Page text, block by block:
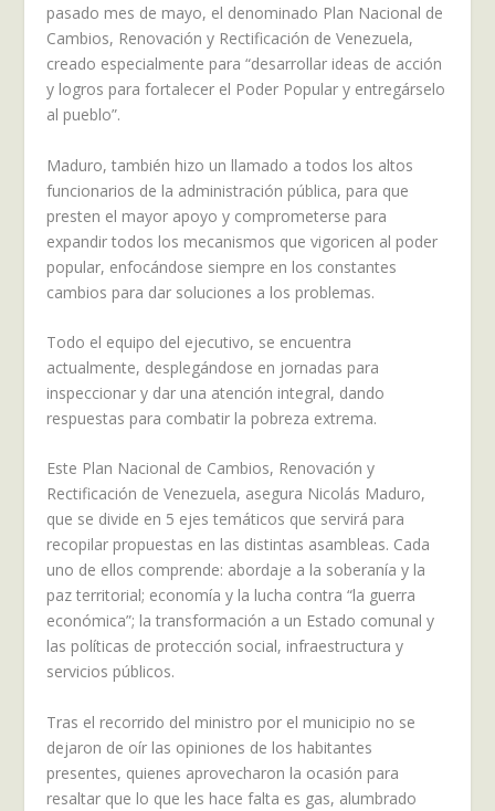
pasado mes de mayo, el denominado Plan Nacional de
Cambios, Renovación y Rectificación de Venezuela,
creado especialmente para “desarrollar ideas de acción
y logros para fortalecer el Poder Popular y entregárselo
al pueblo”.
Maduro, también hizo un llamado a todos los altos
funcionarios de la administración pública, para que
presten el mayor apoyo y comprometerse para
expandir todos los mecanismos que vigoricen al poder
popular, enfocándose siempre en los constantes
cambios para dar soluciones a los problemas.
Todo el equipo del ejecutivo, se encuentra
actualmente, desplegándose en jornadas para
inspeccionar y dar una atención integral, dando
respuestas para combatir la pobreza extrema.
Este Plan Nacional de Cambios, Renovación y
Rectificación de Venezuela, asegura Nicolás Maduro,
que se divide en 5 ejes temáticos que servirá para
recopilar propuestas en las distintas asambleas. Cada
uno de ellos comprende: abordaje a la soberanía y la
paz territorial; economía y la lucha contra “la guerra
económica”; la transformación a un Estado comunal y
las políticas de protección social, infraestructura y
servicios públicos.
Tras el recorrido del ministro por el municipio no se
dejaron de oír las opiniones de los habitantes
presentes, quienes aprovecharon la ocasión para
resaltar que lo que les hace falta es gas, alumbrado